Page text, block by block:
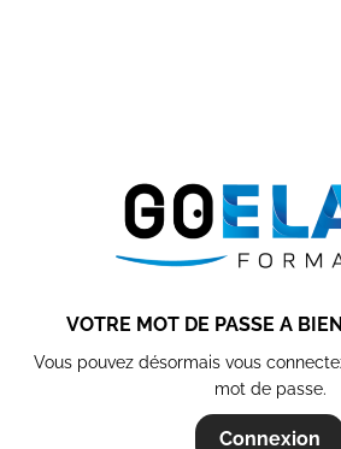
VOTRE MOT DE PASSE A
Vous pouvez désormais vous
mot de passe.
Connexion